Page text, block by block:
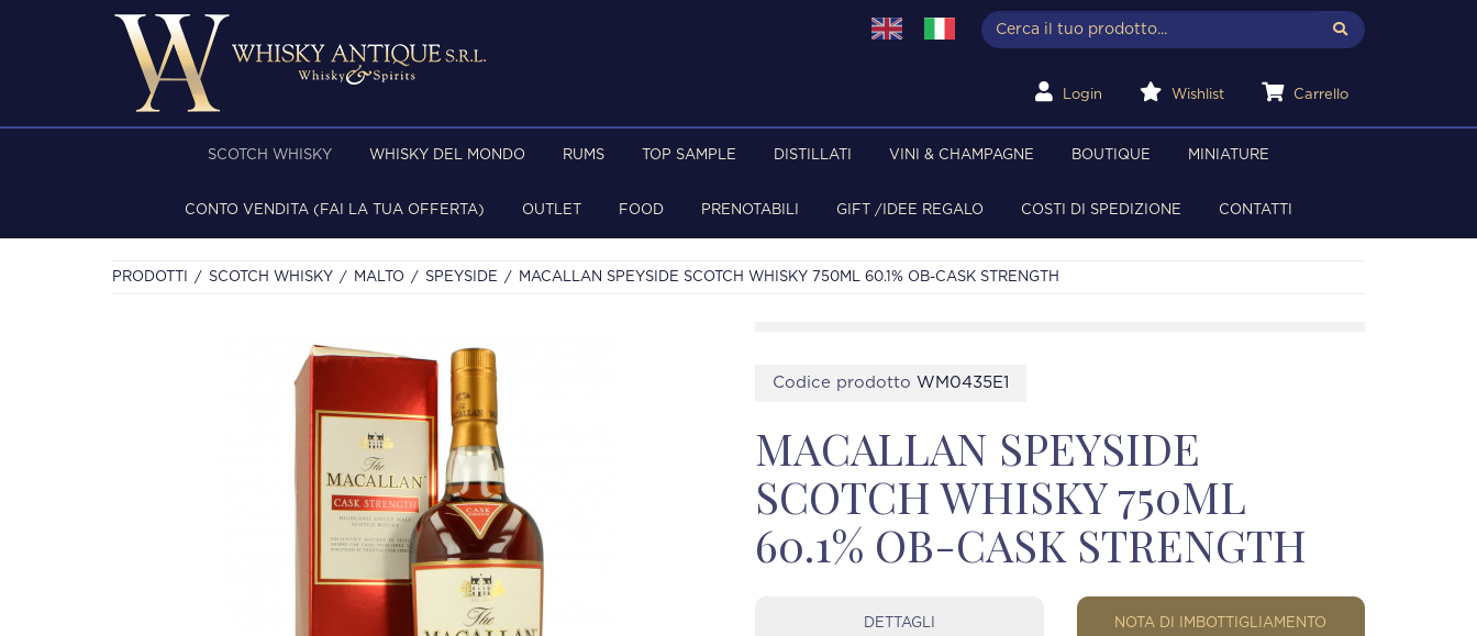
Login Wishlist Carrello
SCOTCH WHISKY WHISKY DEL MONDO RUMS TOP SAMPLE DISTILLATI VINI & CHAMPAGNE BOUTIQUE MINIATURE
CONTO VENDITA (FAI LA TUA OFFERTA) OUTLET FOOD PRENOTABILI GIFT /IDEE REGALO COSTI DI SPEDIZIONE CONTATTI
PRODOTTI SCOTCH WHISKY MALTO SPEYSIDE MACALLAN SPEYSIDE SCOTCH WHISKY 750ML 60.1% OB-CASK STRENGTH
Codice prodotto WM0435E1
MACALLAN SPEYSIDE
SCOTCH WHISKY 750ML
60.1% OB-CASK STRENGTH
DETTAGLI NOTA DI IMBOTTIGLIAMENTO